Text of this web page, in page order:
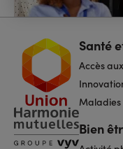
de
page
Santé
Accès
Bien